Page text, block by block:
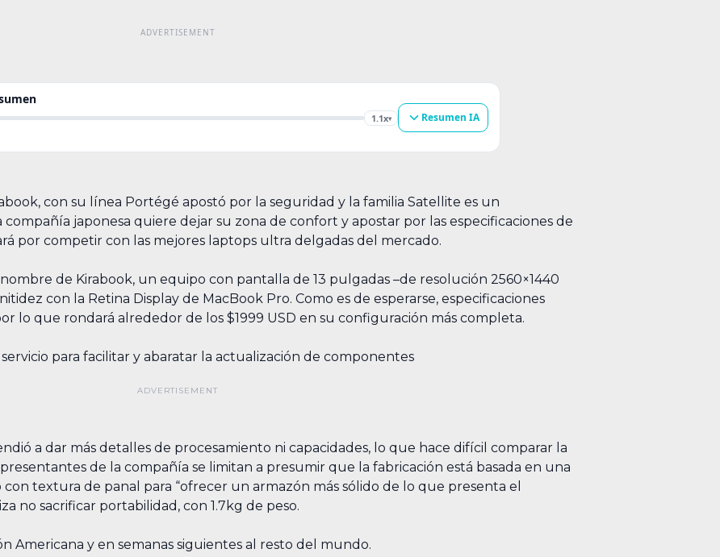
1.1x▾ Resumen IA
con su línea Portégé apostó por la seguridad y la familia Satellite es un
japonesa quiere dejar su zona de confort y apostar por las especificaciones de
por competir con las mejores laptops ultra delgadas del mercado.
de Kirabook, un equipo con pantalla de 13 pulgadas –de resolución 2560×1440
con la Retina Display de MacBook Pro. Como es de esperarse, especificaciones
lo que rondará alrededor de los $1999 USD en su configuración más completa.
a dar más detalles de procesamiento ni capacidades, lo que hace difícil comparar la
de la compañía se limitan a presumir que la fabricación está basada en una
textura de panal para “ofrecer un armazón más sólido de lo que presenta el
no sacrificar portabilidad, con 1.7kg de peso.
Americana y en semanas siguientes al resto del mundo.